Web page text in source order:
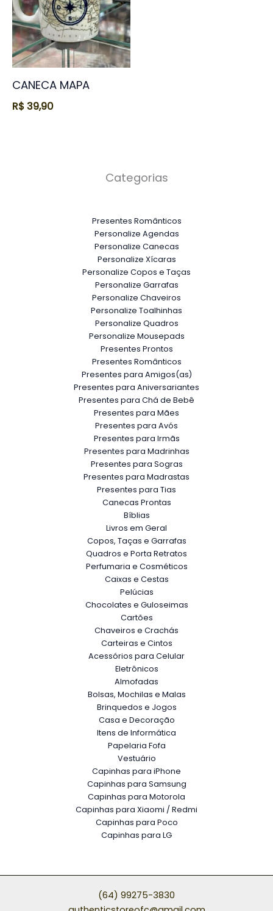
CANECA MAPA
R$39,90
Categorias
Presentes Românticos
Personalize Agendas
Personalize Canecas
Personalize Xícaras
Personalize Copos e Taças
Personalize Garrafas
Personalize Chaveiros
Personalize Toalhinhas
Personalize Quadros
Personalize Mousepads
Presentes Prontos
Presentes Românticos
Presentes para Amigos(as)
Presentes para Aniversariantes
Presentes para Chá de Bebê
Presentes para Mães
Presentes para Avós
Presentes para Irmãs
Presentes para Madrinhas
Presentes para Sogras
Presentes para Madrastas
Presentes para Tias
Canecas Prontas
Bíblias
Livros em Geral
Copos, Taças e Garrafas
Quadros e Porta Retratos
Perfumaria e Cosméticos
Caixas e Cestas
Pelúcias
Chocolates e Guloseimas
Cartões
Chaveiros e Crachás
Carteiras e Cintos
Acessórios para Celular
Eletrônicos
Almofadas
Bolsas, Mochilas e Malas
Brinquedos e Jogos
Casa e Decoração
Itens de Informática
Papelaria Fofa
Vestuário
Capinhas para iPhone
Capinhas para Samsung
Capinhas para Motorola
Capinhas para Xiaomi / Redmi
Capinhas para Poco
Capinhas para LG
(64) 99275-3830